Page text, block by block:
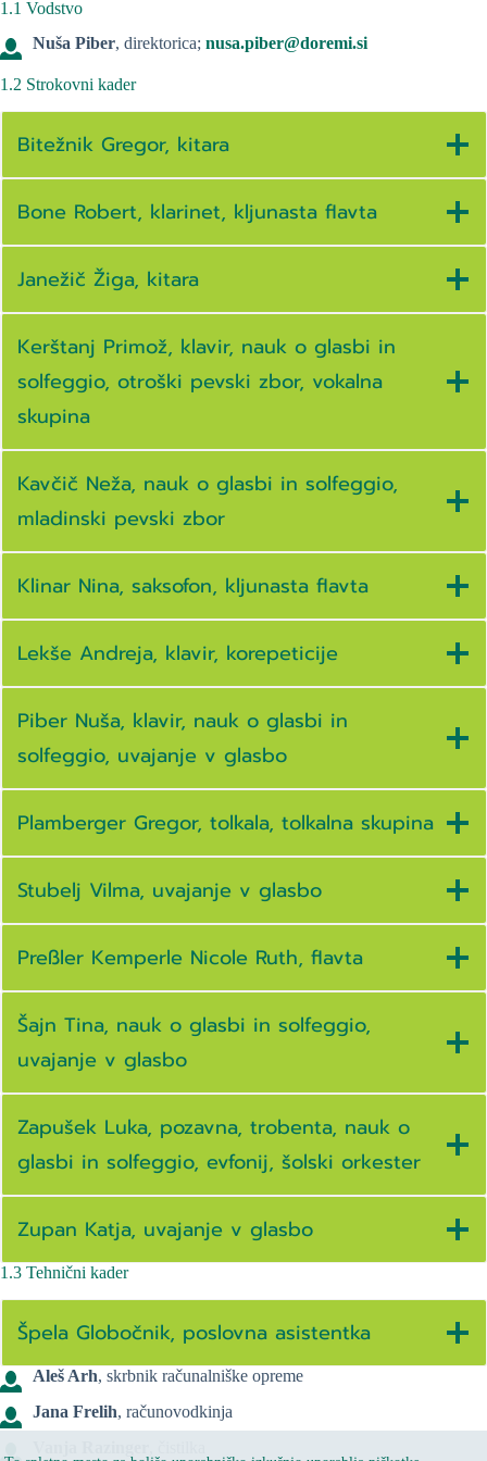
1.1 Vodstvo
Nuša Piber, direktorica; nusa.piber@doremi.si
1.2 Strokovni kader
Bitežnik Gregor, kitara
Bone Robert, klarinet, kljunasta flavta
Janežič Žiga, kitara
Kerštanj Primož, klavir, nauk o glasbi in
solfeggio, otroški pevski zbor, vokalna
skupina
Kavčič Neža, nauk o glasbi in solfeggio,
mladinski pevski zbor
Klinar Nina, saksofon, kljunasta flavta
Lekše Andreja, klavir, korepeticije
Piber Nuša, klavir, nauk o glasbi in
solfeggio, uvajanje v glasbo
Plamberger Gregor, tolkala, tolkalna skupina
Stubelj Vilma, uvajanje v glasbo
Preßler Kemperle Nicole Ruth, flavta
Šajn Tina, nauk o glasbi in solfeggio,
uvajanje v glasbo
Zapušek Luka, pozavna, trobenta, nauk o
glasbi in solfeggio, evfonij, šolski orkester
Zupan Katja, uvajanje v glasbo
1.3 Tehnični kader
Špela Globočnik, poslovna asistentka
Aleš Arh, skrbnik računalniške opreme
Jana Frelih, računovodkinja